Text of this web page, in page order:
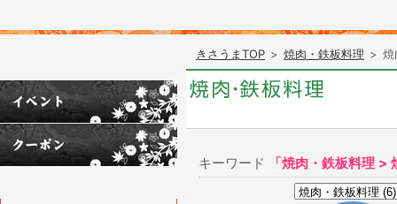
きさうまTOP > 焼肉・鉄板料理 > 焼
キーワード 「焼肉・鉄板料理 >